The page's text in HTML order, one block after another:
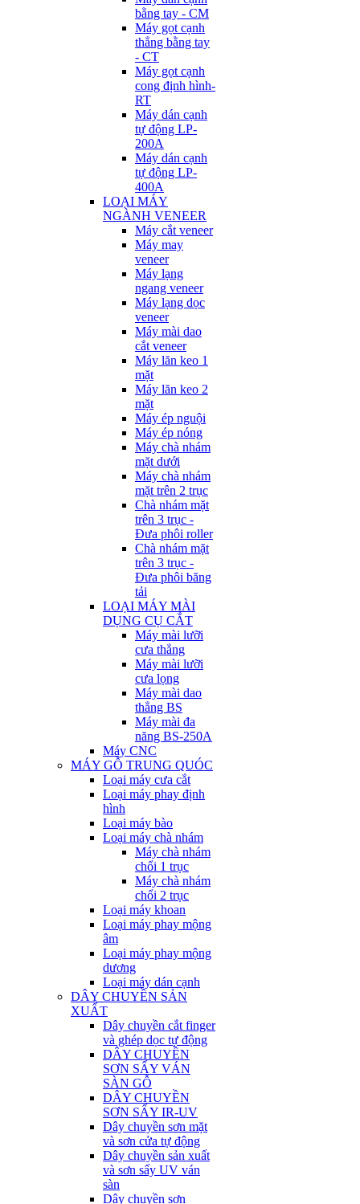
bằng tay - CM
Máy gọt cạnh
thẳng bằng tay
- CT
Máy gọt cạnh
cong định hình-
RT
Máy dán cạnh
tự động LP-
200A
Máy dán cạnh
tự động LP-
400A
LOẠI MÁY
NGÀNH VENEER
Máy cắt veneer
Máy may
veneer
Máy lạng
ngang veneer
Máy lạng dọc
veneer
Máy mài dao
cắt veneer
Máy lăn keo 1
mặt
Máy lăn keo 2
mặt
Máy ép nguội
Máy ép nóng
Máy chà nhám
mặt dưới
Máy chà nhám
mặt trên 2 trục
Chà nhám mặt
trên 3 trục -
Đưa phôi roller
Chà nhám mặt
trên 3 trục -
Đưa phôi băng
tải
LOẠI MÁY MÀI
DỤNG CỤ CẮT
Máy mài lưỡi
cưa thẳng
Máy mài lưỡi
cưa lọng
Máy mài dao
thẳng BS
Máy mài đa
năng BS-250A
Máy CNC
MÁY GỖ TRUNG QUÓC
Loại máy cưa cắt
Loại máy phay định
hình
Loại máy bào
Loại máy chà nhám
Máy chà nhám
chổi 1 trục
Máy chà nhám
chổi 2 trục
Loại máy khoan
Loại máy phay mộng
âm
Loại máy phay mộng
dương
Loại máy dán cạnh
DÂY CHUYỀN SẢN
XUẤT
Dây chuyền cắt finger
và ghép dọc tự động
DÂY CHUYỀN
SƠN SẤY VÁN
SÀN GỖ
DÂY CHUYỀN
SƠN SẤY IR-UV
Dây chuyền sơn mặt
và sơn cửa tự động
Dây chuyền sản xuất
và sơn sấy UV ván
sàn
Dây chuyền sơn